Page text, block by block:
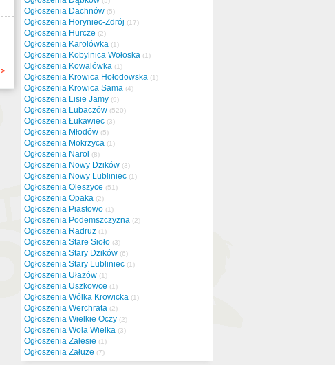
Ogłoszenia Dachnów (5)
Ogłoszenia Horyniec-Zdrój (17)
Ogłoszenia Hurcze (2)
Ogłoszenia Karolówka (1)
Ogłoszenia Kobylnica Wołoska (1)
Ogłoszenia Kowalówka (1)
Ogłoszenia Krowica Hołodowska (1)
Ogłoszenia Krowica Sama (4)
Ogłoszenia Lisie Jamy (9)
Ogłoszenia Lubaczów (520)
Ogłoszenia Łukawiec (3)
Ogłoszenia Młodów (5)
Ogłoszenia Mokrzyca (1)
Ogłoszenia Narol (8)
Ogłoszenia Nowy Dzików (3)
Ogłoszenia Nowy Lubliniec (1)
Ogłoszenia Oleszyce (51)
Ogłoszenia Opaka (2)
Ogłoszenia Piastowo (1)
Ogłoszenia Podemszczyzna (2)
Ogłoszenia Radruż (1)
Ogłoszenia Stare Sioło (3)
Ogłoszenia Stary Dzików (6)
Ogłoszenia Stary Lubliniec (1)
Ogłoszenia Ułazów (1)
Ogłoszenia Uszkowce (1)
Ogłoszenia Wólka Krowicka (1)
Ogłoszenia Werchrata (2)
Ogłoszenia Wielkie Oczy (2)
Ogłoszenia Wola Wielka (3)
Ogłoszenia Zalesie (1)
Ogłoszenia Załuże (7)